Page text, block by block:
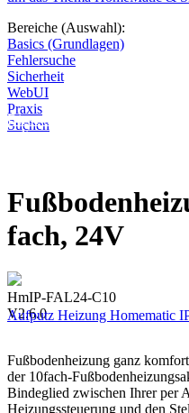
Bereiche (Auswahl):
Basics (Grundlagen)
Fehlersuche
Sicherheit
WebUI
Praxis
Suchen
Diese Seite wird nicht
online. Vielen Dank für deinen
fach, 24V
HmIP-FAL24-C10
V2.6.0
Aufputz Heizung Homematic
Fußbodenheizung ganz
der 10fach-
Bindeglied zwischen Ihrer per
Heizungssteuerung und den